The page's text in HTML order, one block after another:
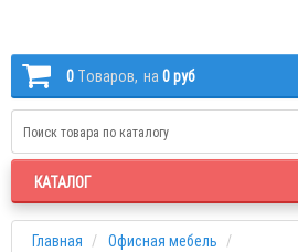
0 Tоваров, на 0 руб
КАТАЛОГ
Главная
Офисная мебель